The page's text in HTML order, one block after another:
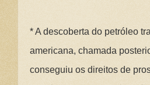
* A descoberta do petróleo
americana, chamada
conseguiu os direitos de